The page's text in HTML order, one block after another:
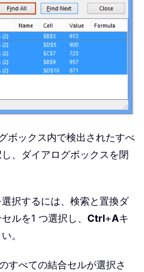
ボックス内で検出されたすべ
、ダイアログボックスを閉
択するには、検索と置換ダ
ルを1 つ選択し、 Ctrl+Aキ
。
すべての結合セルが選択さ